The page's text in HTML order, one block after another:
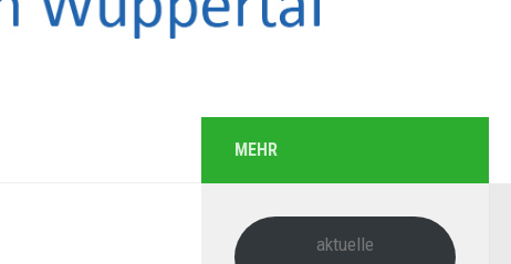
MEHR
aktuelle